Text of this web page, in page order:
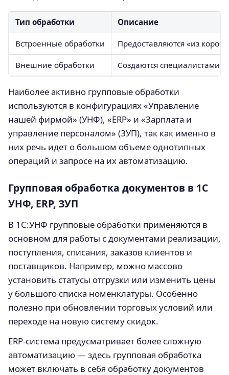
Тип обработки Описание
Встроенные обработки Предоставляются «из
Внешние обработки Создаются специалистами
Наиболее активно групповые обработки
используются в конфигурациях «Управление
нашей фирмой» (УНФ), «ERP» и «Зарплата и
управление персоналом» (ЗУП), так как именно в
них речь идет о большом объеме однотипных
операций и запросе на их автоматизацию.
Групповая обработка документов в 1С
УНФ, ERP, ЗУП
В 1С:УНФ групповые обработки применяются в
основном для работы с документами реализации,
поступления, списания, заказов клиентов и
поставщиков. Например, можно массово
установить статусы отгрузки или изменить цены
у большого списка номенклатуры. Особенно
полезно при обновлении торговых условий или
переходе на новую систему скидок.
ERP-система предусматривает более сложную
автоматизацию — здесь групповая обработка
может включать в себя обработку документов